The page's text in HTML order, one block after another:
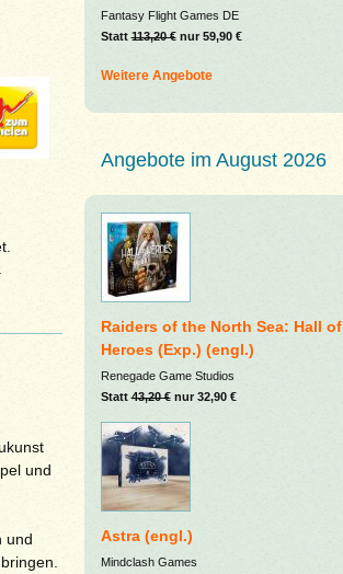
und
und
Fantasy Flight Games DE
Statt113,20 €nur 59,90 €
Weitere Angebote
Angebote im August 2026
Raiders of the North Sea: Hall of
Heroes (Exp.) (engl.)
Renegade Game Studios
Statt43,20 €nur 32,90 €
Astra (engl.)
Mindclash Games